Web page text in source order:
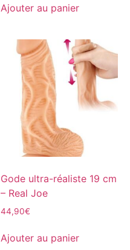
Ajouter au panier
Gode ultra-réaliste 19 cm
– Real Joe
44,90€
Ajouter au panier